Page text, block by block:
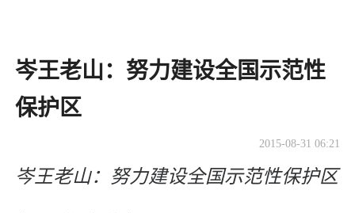
岑王老山：努力建设全国示范性
保护区
2015-08-31 06:21
岑王老山：努力建设全国示范性保护区